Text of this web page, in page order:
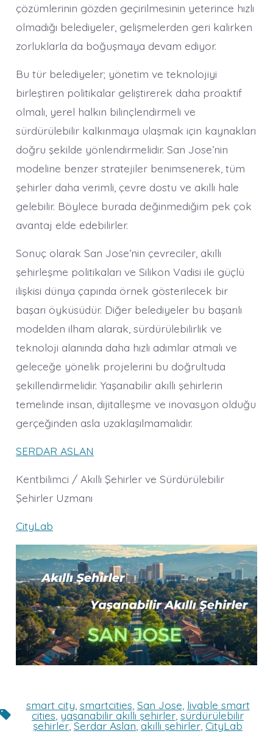
çözümlerinin gözden geçirilmesinin yeterince hızlı
olmadığı belediyeler, gelişmelerden geri kalırken
zorluklarla da boğuşmaya devam ediyor.
Bu tür belediyeler; yönetim ve teknolojiyi
birleştiren politikalar geliştirerek daha proaktif
olmalı, yerel halkın bilinçlendirmeli ve
sürdürülebilir kalkınmaya ulaşmak için kaynakları
doğru şekilde yönlendirmelidir. San Jose’nin
modeline benzer stratejiler benimsenerek, tüm
şehirler daha verimli, çevre dostu ve akıllı hale
gelebilir. Böylece burada değinmediğim pek çok
avantaj elde edebilirler.
Sonuç olarak San Jose’nin çevreciler, akıllı
şehirleşme politikaları ve Silikon Vadisi ile güçlü
ilişkisi dünya çapında örnek gösterilecek bir
başarı öyküsüdür. Diğer belediyeler bu başarılı
modelden ilham alarak, sürdürülebilirlik ve
teknoloji alanında daha hızlı adımlar atmalı ve
geleceğe yönelik projelerini bu doğrultuda
şekillendirmelidir. Yaşanabilir akıllı şehirlerin
temelinde insan, dijitalleşme ve inovasyon olduğu
gerçeğinden asla uzaklaşılmamalıdır.
SERDAR ASLAN
Kentbilimci / Akıllı Şehirler ve Sürdürülebilir
Şehirler Uzmanı
CityLab
Etiketler
smart city smartcities San Jose livable smart
cities yaşanabilir akıllı şehirler sürdürülebilir
şehirler Serdar Aslan akıllı şehirler CityLab